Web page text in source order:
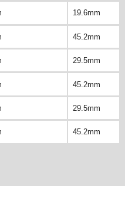
19.6mm
45.2mm
29.5mm
45.2mm
29.5mm
45.2mm